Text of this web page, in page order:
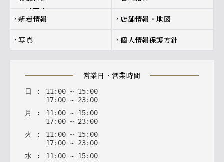
chevron_right 新着情報 chevron_right 店舗情報・地図
chevron_right 写真 chevron_right 個人情報保護方針
営業日・営業時間
日 : 11 : 00 ~ 15: 00
17: 00 ~ 23: 00
月
: 11 : 00 ~ 15: 00
17: 00 ~ 23: 00
火
: 11 : 00 ~ 15: 00
17: 00 ~ 23: 00
水 : 11: 00 ~ 15: 00